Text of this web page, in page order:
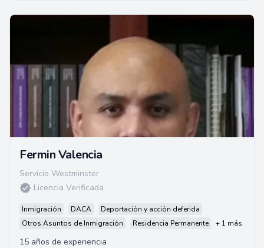
Fermin Valencia
Servicio Westminster
Licencia Verificada
Inmigración DACA
Deportación y acción deferida
Otros Asuntos de Inmigración
Residencia Permanente + 1 más
15 años de experiencia